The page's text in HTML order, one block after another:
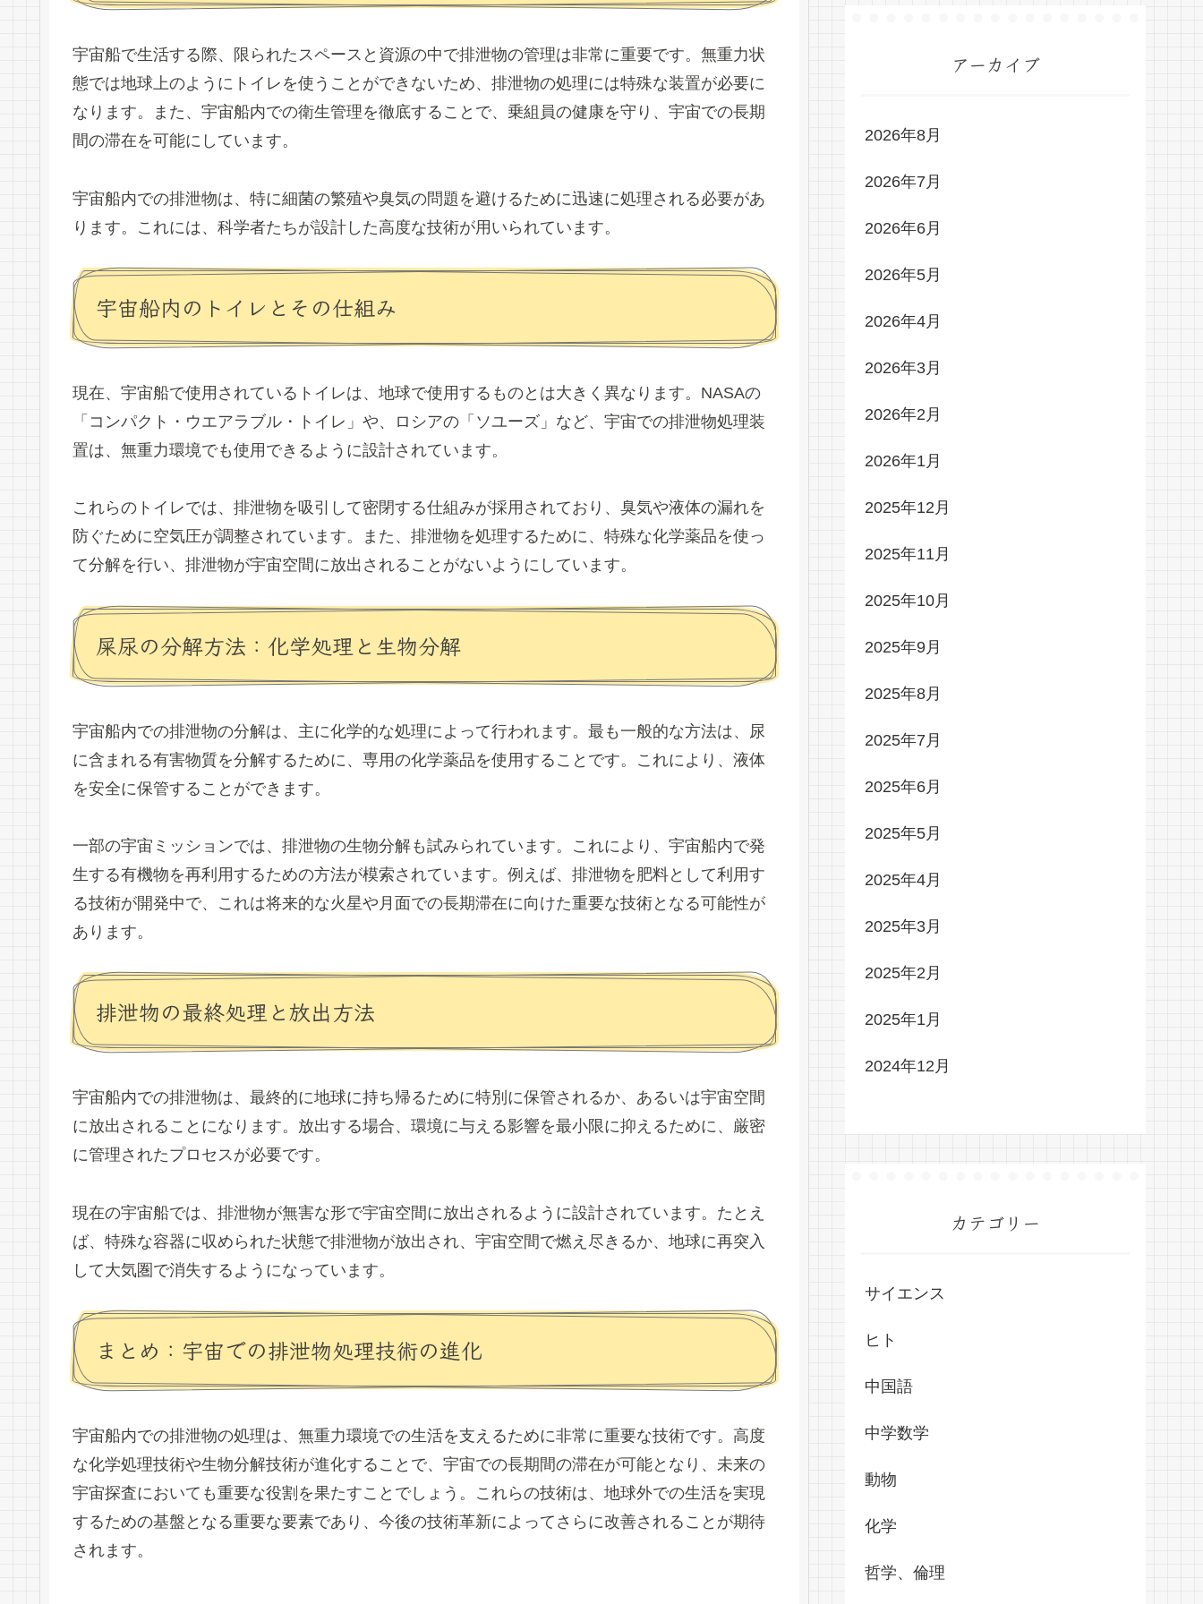
宇宙船で生活する際、限られたスペースと資源の中で排泄物の管理は非常に重要です。無重力状
態では地球上のようにトイレを使うことができないため、排泄物の処理には特殊な装置が必要に
なります。また、宇宙船内での衛生管理を徹底することで、乗組員の健康を守り、宇宙での長期
間の滞在を可能にしています。
宇宙船内での排泄物は、特に細菌の繁殖や臭気の問題を避けるために迅速に処理される必要があ
ります。これには、科学者たちが設計した高度な技術が用いられています。
宇宙船内のトイレとその仕組み
現在、宇宙船で使用されているトイレは、地球で使用するものとは大きく異なります。NASAの
「コンパクト・ウエアラブル・トイレ」や、ロシアの「ソユーズ」など、宇宙での排泄物処理装
置は、無重力環境でも使用できるように設計されています。
これらのトイレでは、排泄物を吸引して密閉する仕組みが採用されており、臭気や液体の漏れを
防ぐために空気圧が調整されています。また、排泄物を処理するために、特殊な化学薬品を使っ
て分解を行い、排泄物が宇宙空間に放出されることがないようにしています。
屎尿の分解方法：化学処理と生物分解
宇宙船内での排泄物の分解は、主に化学的な処理によって行われます。最も一般的な方法は、尿
に含まれる有害物質を分解するために、専用の化学薬品を使用することです。これにより、液体
を安全に保管することができます。
一部の宇宙ミッションでは、排泄物の生物分解も試みられています。これにより、宇宙船内で発
生する有機物を再利用するための方法が模索されています。例えば、排泄物を肥料として利用す
る技術が開発中で、これは将来的な火星や月面での長期滞在に向けた重要な技術となる可能性が
あります。
排泄物の最終処理と放出方法
宇宙船内での排泄物は、最終的に地球に持ち帰るために特別に保管されるか、あるいは宇宙空間
に放出されることになります。放出する場合、環境に与える影響を最小限に抑えるために、厳密
に管理されたプロセスが必要です。
現在の宇宙船では、排泄物が無害な形で宇宙空間に放出されるように設計されています。たとえ
ば、特殊な容器に収められた状態で排泄物が放出され、宇宙空間で燃え尽きるか、地球に再突入
して大気圏で消失するようになっています。
まとめ：宇宙での排泄物処理技術の進化
宇宙船内での排泄物の処理は、無重力環境での生活を支えるために非常に重要な技術です。高度
な化学処理技術や生物分解技術が進化することで、宇宙での長期間の滞在が可能となり、未来の
宇宙探査においても重要な役割を果たすことでしょう。これらの技術は、地球外での生活を実現
するための基盤となる重要な要素であり、今後の技術革新によってさらに改善されることが期待
されます。
アーカイブ
2026年8月
2026年7月
2026年6月
2026年5月
2026年4月
2026年3月
2026年2月
2026年1月
2025年12月
2025年11月
2025年10月
2025年9月
2025年8月
2025年7月
2025年6月
2025年5月
2025年4月
2025年3月
2025年2月
2025年1月
2024年12月
カテゴリー
サイエンス
ヒト
中国語
中学数学
動物
化学
哲学、倫理